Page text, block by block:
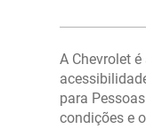
A Chevrolet
para
condições e